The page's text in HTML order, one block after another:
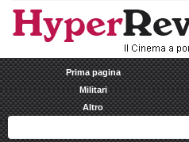
Prima pagina
Militari
Altro